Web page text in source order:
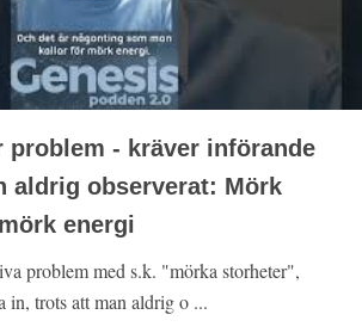
problem - kräver införande
aldrig observerat: Mörk
energi
problem med s.k. "mörka storheter",
in, trots att man aldrig o ...